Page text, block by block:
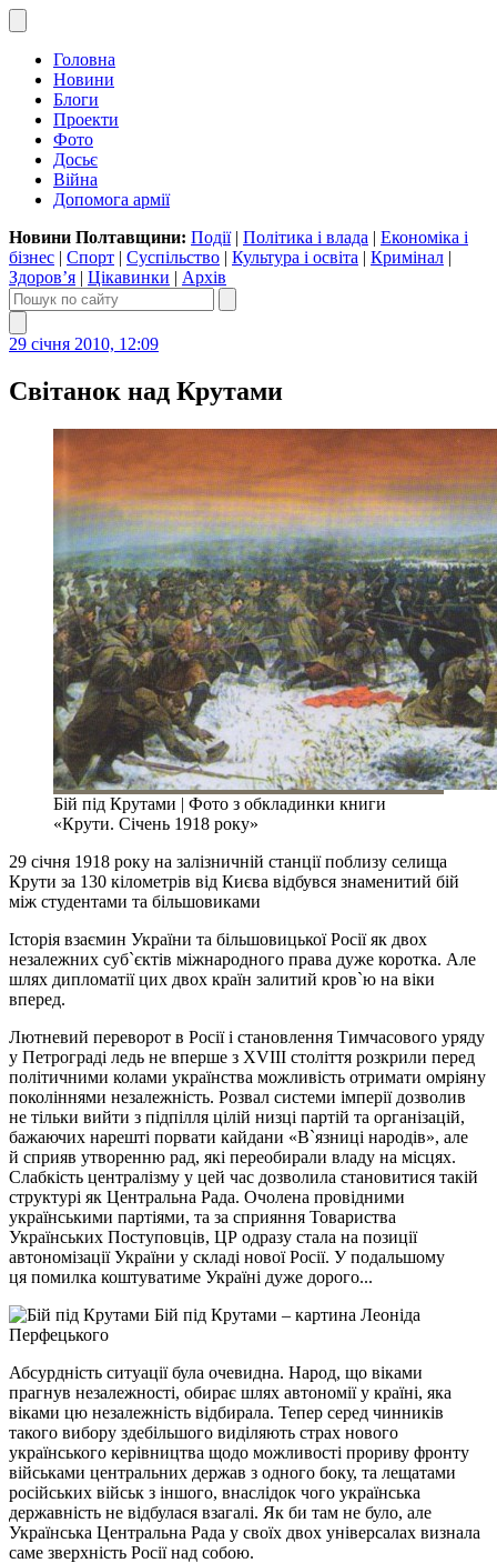
Головна
Новини
Блоги
Проекти
Фото
Досьє
Війна
Допомога армії
Новини Полтавщини: Події| Політика і влада | Економіка і
бізнес | Спорт | Суспільство | Культура і освіта | Кримінал |
Здоров’я | Цікавинки | Архів
29 січня 2010, 12:09
Світанок над Крутами
Бій під Крутами | Фото з обкладинки книги
«Крути. Січень 1918 року»
29 січня 1918 року на залізничній станції поблизу селища
Крути за 130 кілометрів від Києва відбувся знаменитий бій
між студентами та більшовиками
Історія взаємин України та більшовицької Росії як двох
незалежних суб`єктів міжнародного права дуже коротка. Але
шлях дипломатії цих двох країн залитий кров`ю на віки
вперед.
Лютневий переворот в Росії і становлення Тимчасового уряду
у Петрограді ледь не вперше з XVIII століття розкрили перед
політичними колами українства можливість отримати омріяну
поколіннями незалежність. Розвал системи імперії дозволив
не тільки вийти з підпілля цілій низці партій та організацій,
бажаючих нарешті порвати кайдани «В`язниці народів», але
й сприяв утворенню рад, які переобирали владу на місцях.
Слабкість централізму у цей час дозволила становитися такій
структурі як Центральна Рада. Очолена провідними
українськими партіями, та за сприяння Товариства
Українських Поступовців, ЦР одразу стала на позиції
автономізації України у складі нової Росії. У подальшому
ця помилка коштуватиме Україні дуже дорого...
Бій під Крутами – картина Леоніда
Перфецького
Абсурдність ситуації була очевидна. Народ, що віками
прагнув незалежності, обирає шлях автономії у країні, яка
віками цю незалежність відбирала. Тепер серед чинників
такого вибору здебільшого виділяють страх нового
українського керівництва щодо можливості прориву фронту
військами центральних держав з одного боку, та лещатами
російських військ з іншого, внаслідок чого українська
державність не відбулася взагалі. Як би там не було, але
Українська Центральна Рада у своїх двох універсалах визнала
саме зверхність Росії над собою.